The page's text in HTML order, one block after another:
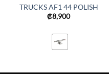
TRUCKS AF1 44 POLISH
₡8,900